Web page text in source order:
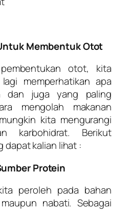
Membentuk Otot
otot, kita
memperhatikan apa
dan juga yang paling
mengolah makanan
kita mengurangi
karbohidrat. Berikut
dapat kalian lihat :
Protein
peroleh pada bahan
nabati. Sebagai